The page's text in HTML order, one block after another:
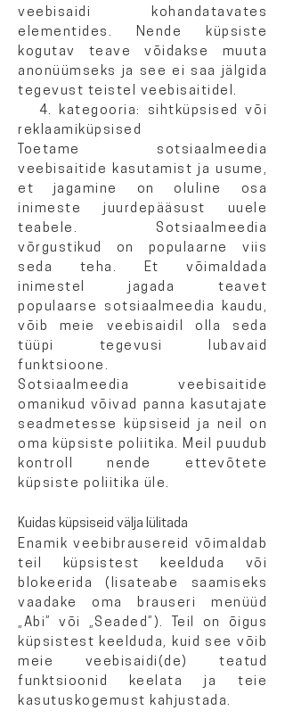
veebisaidi kohandatavates
elementides. Nende küpsiste
kogutav teave võidakse muuta
anonüümseks ja see ei saa jälgida
tegevust teistel veebisaitidel.
4. kategooria: sihtküpsised või
reklaamiküpsised
Toetame sotsiaalmeedia
veebisaitide kasutamist ja usume,
et jagamine on oluline osa
inimeste juurdepääsust uuele
teabele. Sotsiaalmeedia
võrgustikud on populaarne viis
seda teha. Et võimaldada
inimestel jagada teavet
populaarse sotsiaalmeedia kaudu,
võib meie veebisaidil olla seda
tüüpi tegevusi lubavaid
funktsioone.
Sotsiaalmeedia veebisaitide
omanikud võivad panna kasutajate
seadmetesse küpsiseid ja neil on
oma küpsiste poliitika. Meil puudub
kontroll nende ettevõtete
küpsiste poliitika üle.
Kuidas küpsiseid välja lülitada
Enamik veebibrausereid võimaldab
teil küpsistest keelduda või
blokeerida (lisateabe saamiseks
vaadake oma brauseri menüüd
„Abi” või „Seaded”). Teil on õigus
küpsistest keelduda, kuid see võib
meie veebisaidi(de) teatud
funktsioonid keelata ja teie
kasutuskogemust kahjustada.